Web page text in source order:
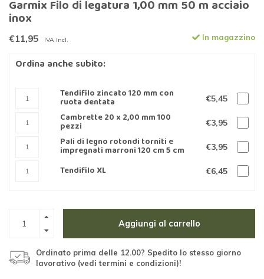
Garmix Filo di legatura 1,00 mm 50 m acciaio
inox
€11,95 IVA Incl. In magazzino
Ordina anche subito:
Tendifilo zincato 120 mm con
ruota dentata €5,45
Cambrette 20 x 2,00 mm 100
pezzi €3,95
Pali di legno rotondi torniti e
impregnati marroni 120 cm 5 cm €3,95
Tendifilo XL €6,45
Aggiungi al carrello
Ordinato prima delle 12.00? Spedito lo stesso giorno
lavorativo (vedi termini e condizioni)!